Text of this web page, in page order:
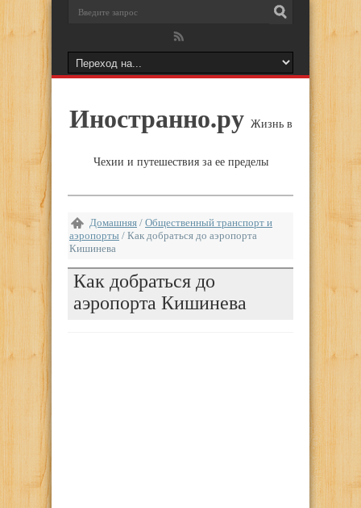
Иностранно.ру Жизнь в
Чехии и путешествия за ее пределы
Домашняя / Общественный транспорт и
аэропорты / Как добраться до аэропорта
Кишинева
Как добраться до
аэропорта Кишинева